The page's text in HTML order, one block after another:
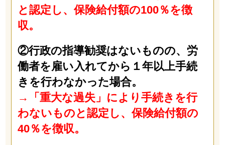
と認定し、保険給付額の100％を徴
収。
②行政の指導勧奨はないものの、労
働者を雇い入れてから１年以上手続
きを行わなかった場合。
→「重大な過失」により手続きを行
わないものと認定し、保険給付額の
40％を徴収。